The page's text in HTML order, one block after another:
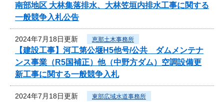
南部地区 大林集落排水、大林笠垣内排水工事に関する
一般競争入札公告
2024年7月18日更新 恵那土木事務所
【建設工事】河工第公堰H5他号/公共 ダムメンテナ
ンス事業（R5国補正）他（中野方ダム）空調設備更
新工事に関する一般競争入札
2024年7月18日更新 東部広域水道事務所